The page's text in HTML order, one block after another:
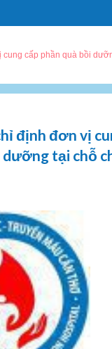
cung cấp phần quà bồi
định đơn vị
dưỡng tại chỗ